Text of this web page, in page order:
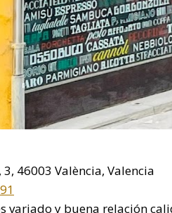
3, 46003 València, Valencia
variado y buena relación